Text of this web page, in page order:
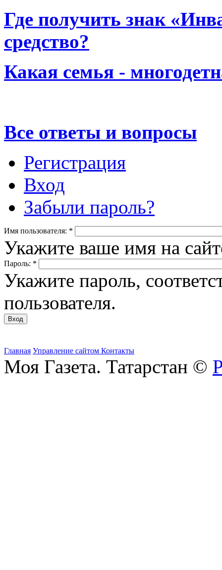
Где получить знак
средство?
Какая семья -
Все ответы и вопросы
Регистрация
Вход
Забыли пароль?
Имя пользователя: *
Укажите ваше имя на
Пароль: *
Укажите пароль,
пользователя.
Главная Управление сайтом Контакты
Моя Газета. Татарстан ©